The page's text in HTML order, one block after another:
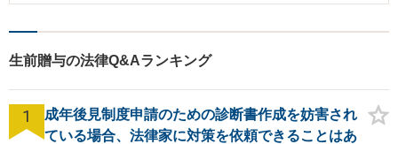
割協議の合意がされた。 【先生のコメント】 一部の相続人だけが受けた利益
産分割の際には特別受益があるかを確認することが必要です。 特に生活費の
支援の場面では、扶養の範囲内の贈与は特別受益に該当しないとされてしま
生前贈与の法律Q&Aランキング
1
成年後見制度申請のための診断書作成を妨害され
ている場合、法律家に対策を依頼できることはあ